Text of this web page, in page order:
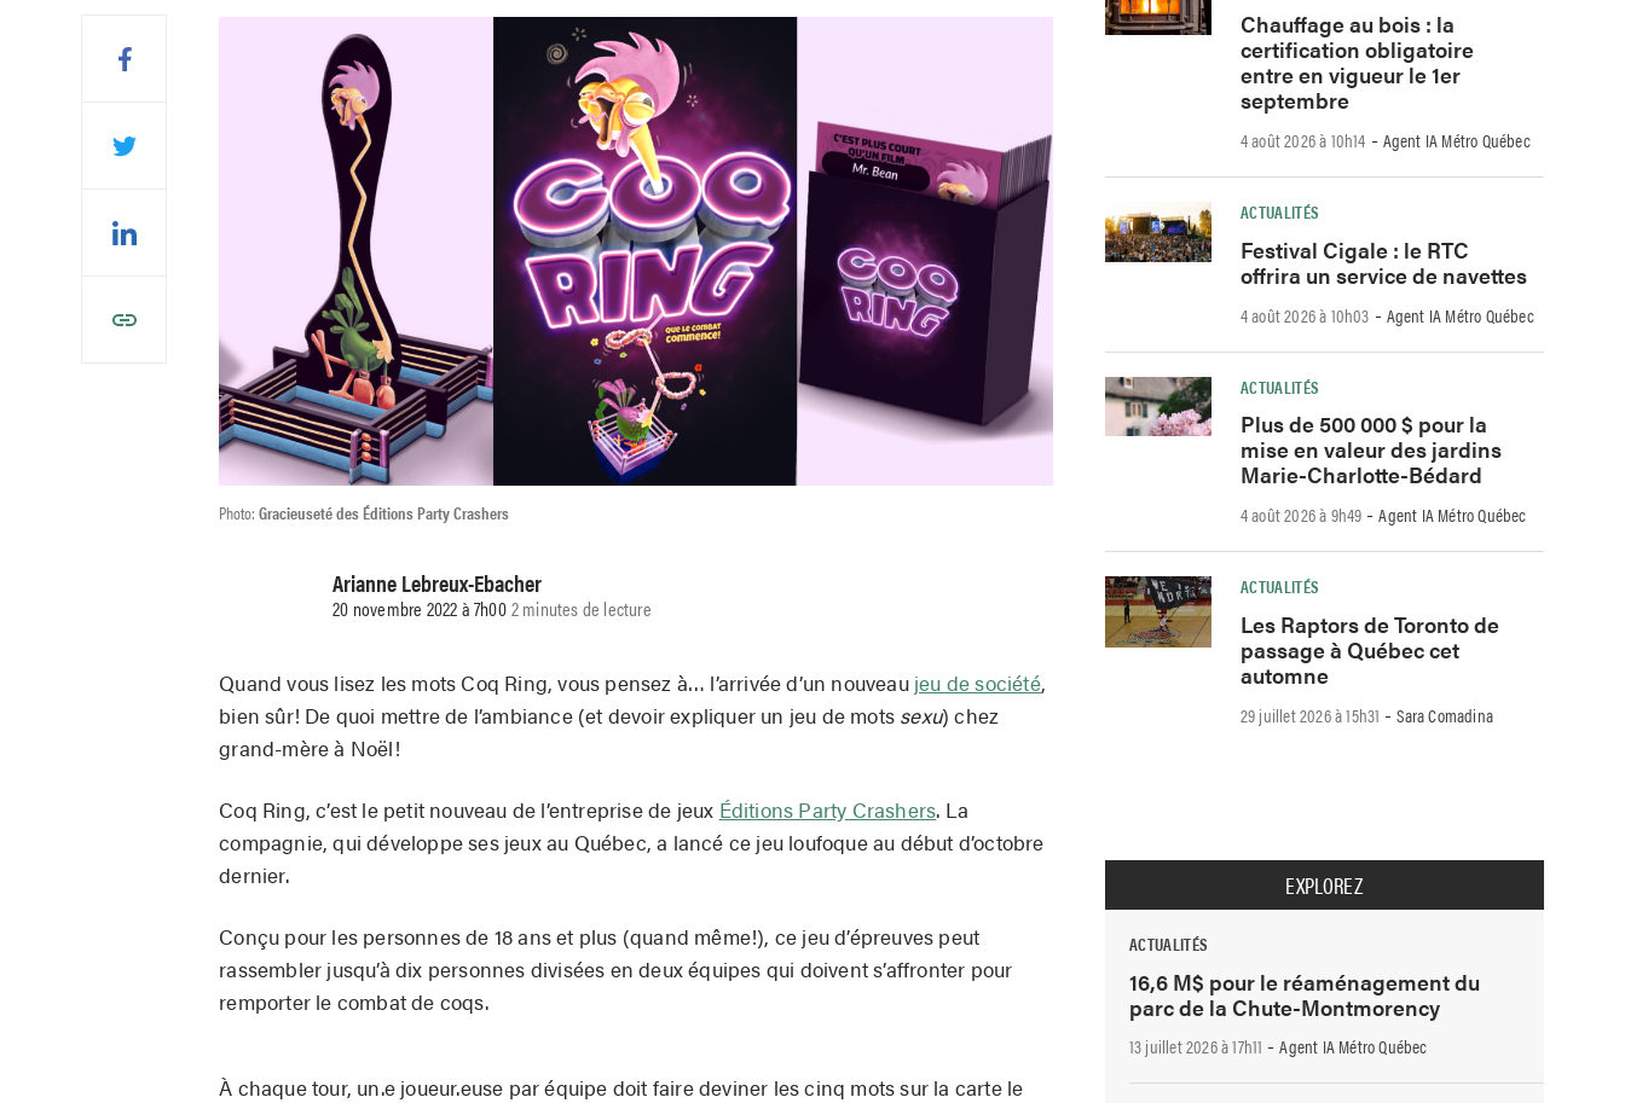
Photo:Gracieuseté des Éditions Party Crashers
Arianne Lebreux-Ebacher
20 novembre 2022 à 7h002 minutes de lecture
Quand vous lisez les mots Coq Ring, vous pensez à… l’arrivée d’un nouveau jeu de société,
bien sûr! De quoi mettre de l’ambiance (et devoir expliquer un jeu de mots sexu) chez
grand-mère à Noël!
Coq Ring, c’est le petit nouveau de l’entreprise de jeux Éditions Party Crashers. La
compagnie, qui développe ses jeux au Québec, a lancé ce jeu loufoque au début d’octobre
dernier.
Conçu pour les personnes de 18 ans et plus (quand même!), ce jeu d’épreuves peut
rassembler jusqu’à dix personnes divisées en deux équipes qui doivent s’affronter pour
remporter le combat de coqs.
À chaque tour, un.e joueur.euse par équipe doit faire deviner les cinq mots sur la carte le
Chauffage au bois : la
certification obligatoire
entre en vigueur le 1er
septembre
4 août 2026 à 10h14 -Agent IA Métro Québec
ACTUALITÉS
Festival Cigale : le RTC
offrira un service de navettes
4 août 2026 à 10h03 -Agent IA Métro Québec
ACTUALITÉS
Plus de 500 000 $ pour la
mise en valeur des jardins
Marie-Charlotte-Bédard
4 août 2026 à 9h49 -Agent IA Métro Québec
ACTUALITÉS
Les Raptors de Toronto de
passage à Québec cet
automne
29 juillet 2026 à 15h31 -Sara Comadina
EXPLOREZ
ACTUALITÉS
16,6 M$ pour le réaménagement du
parc de la Chute-Montmorency
13 juillet 2026 à 17h11 -Agent IA Métro Québec